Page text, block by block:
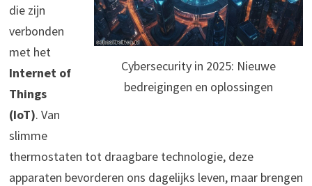
Cybersecurity in 2025: Nieuwe
bedreigingen en oplossingen
die zijn
verbonden
met het
Internet of
Things
(IoT). Van
slimme
thermostaten tot draagbare technologie, deze
apparaten bevorderen ons dagelijks leven, maar brengen